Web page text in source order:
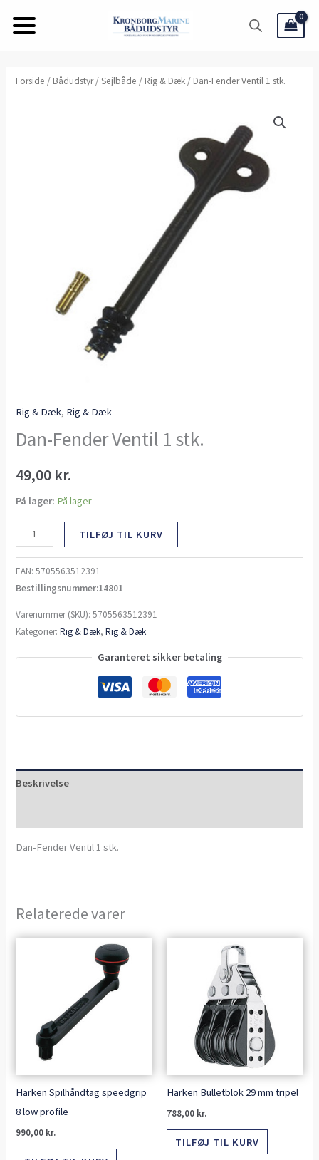
Forside / Bådudstyr/Sejlbåde / Rig & Dæk / Dan-Fender Ventil 1 stk.
Rig & Dæk, Rig & Dæk
Dan-Fender Ventil 1 stk.
49,00 kr.
På lager: På lager
Dan-
TILFØJ TIL KURV
EAN:5705563512391
Bestillingsnummer:14801
Varenummer (SKU):5705563512391
Kategorier:Rig & Dæk,Rig & Dæk
Garanteret sikker betaling
Beskrivelse
Dan-Fender Ventil 1 stk.
Relaterede varer
Harken Spilhåndtag speedgrip
8 low profile
990,00 kr.
Harken Bulletblok 29 mm tripel
788,00 kr.
TILFØJ TIL KURV